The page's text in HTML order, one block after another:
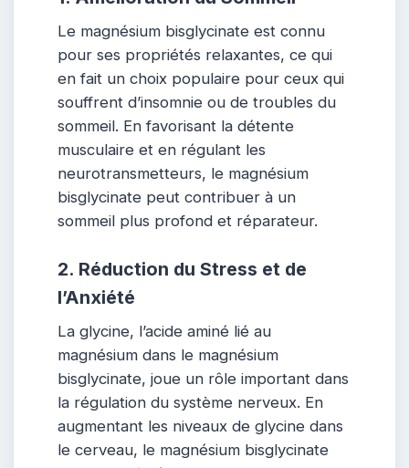
Le magnésium bisglycinate est connu
pour ses propriétés relaxantes, ce qui
en fait un choix populaire pour ceux qui
souffrent d’insomnie ou de troubles du
sommeil. En favorisant la détente
musculaire et en régulant les
neurotransmetteurs, le magnésium
bisglycinate peut contribuer à un
sommeil plus profond et réparateur.
2. Réduction du Stress et de
l’Anxiété
La glycine, l’acide aminé lié au
magnésium dans le magnésium
bisglycinate, joue un rôle important dans
la régulation du système nerveux. En
augmentant les niveaux de glycine dans
le cerveau, le magnésium bisglycinate